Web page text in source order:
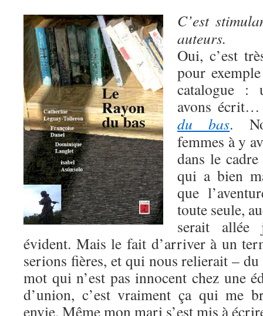
C’est
auteurs.
Oui, c’est
pour
catalogue :
avons
du bas.
femmes à y
dans le
qui a bien
que
toute seule,
serait allée
évident. Mais le fait d’arriver à un
serions fières, et qui nous relierait –
mot qui n’est pas innocent chez une
d’union, c’est vraiment ça qui me
envie. Même mon mari s’est mis à